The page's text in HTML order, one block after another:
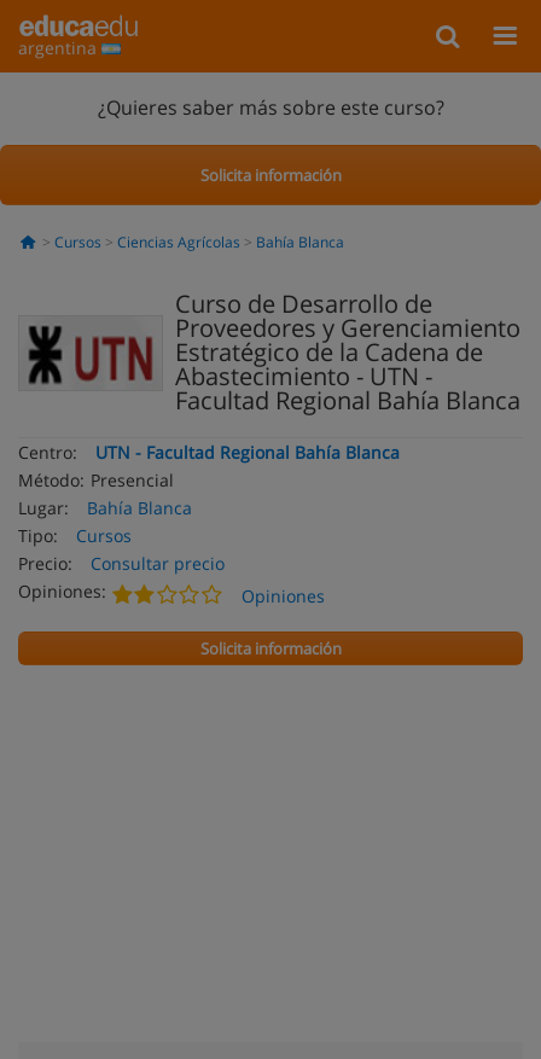
argentina
¿Quieres saber más sobre este curso?
Solicita información
Cursos Ciencias Agrícolas Bahía Blanca
Curso de Desarrollo de
Proveedores y Gerenciamiento
Estratégico de la Cadena de
Abastecimiento - UTN -
Facultad Regional Bahía Blanca
Centro:
UTN - Facultad Regional Bahía Blanca
Método: Presencial
Lugar:
Bahía Blanca
Tipo:
Cursos
Precio:
Consultar precio
Opiniones:
Opiniones
Solicita información